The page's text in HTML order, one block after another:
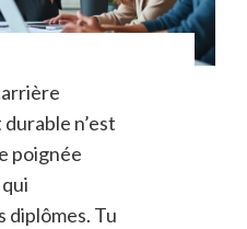
n’est
poignée
diplômes. Tu